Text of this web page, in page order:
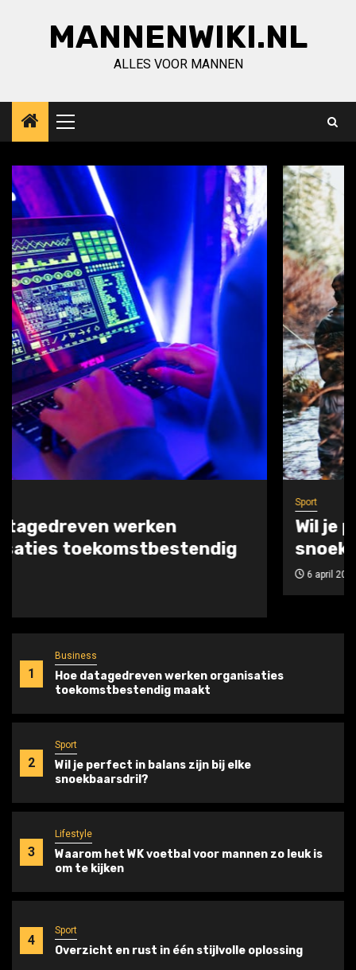
MANNENWIKI.NL
ALLES VOOR MANNEN
Primair
menu
1
Business
Hoe datagedreven werken organisaties
toekomstbestendig maakt
2
Sport
Wil je perfect in balans zijn bij elke
snoekbaarsdril?
3
Lifestyle
Waarom het WK voetbal voor mannen zo leuk is
om te kijken
4
Sport
Overzicht en rust in één stijlvolle oplossing
Wil je perfect in balans zijn bij elke
snoekbaarsdril?